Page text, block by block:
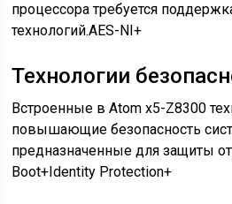
процессора требуется
технологий.AES-NI+
Технологии
Встроенные в Atom x5-Z8300
повышающие безопасность
предназначенные для защиты
Boot+Identity Protection+